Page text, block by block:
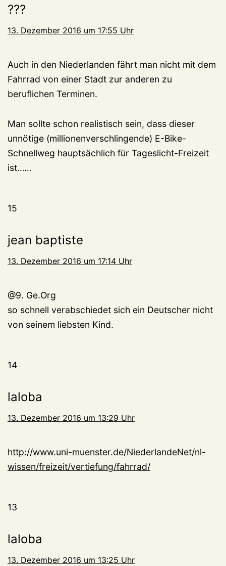
???
13. Dezember 2016 um 17:55 Uhr
Auch in den Niederlanden fährt man nicht mit dem
Fahrrad von einer Stadt zur anderen zu
beruflichen Terminen.
Man sollte schon realistisch sein, dass dieser
unnötige (millionenverschlingende) E-Bike-
Schnellweg hauptsächlich für Tageslicht-Freizeit
ist……
15
jean baptiste
13. Dezember 2016 um 17:14 Uhr
@9. Ge.Org
so schnell verabschiedet sich ein Deutscher nicht
von seinem liebsten Kind.
14
laloba
13. Dezember 2016 um 13:29 Uhr
http://www.uni-muenster.de/NiederlandeNet/nl-
wissen/freizeit/vertiefung/fahrrad/
13
laloba
13. Dezember 2016 um 13:25 Uhr